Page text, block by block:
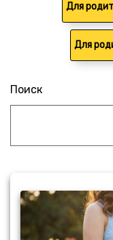
Для
Для
Поиск